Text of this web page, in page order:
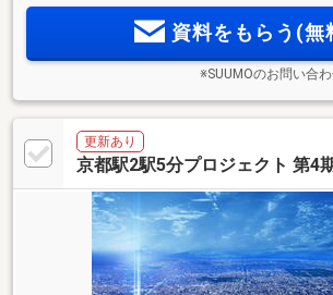
資料をもらう(無
※SUUMOのお問い合
更新あり
京都駅2駅5分プロジェクト 第4